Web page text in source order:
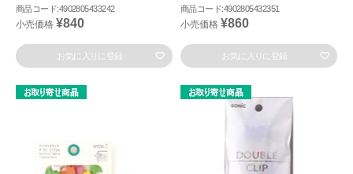
商品コード:4902805433242
小売価格 ¥840
お気に入りに登録
商品コード:4902805432351
小売価格 ¥860
お気に入りに登録